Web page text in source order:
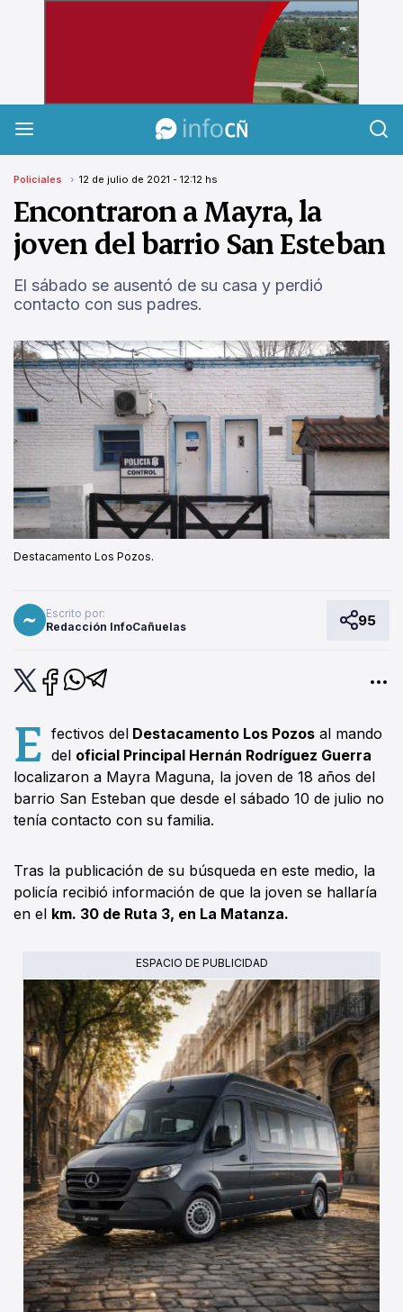
InfoCañuelas
Policiales 12 de julio de 2021 - 12:12 hs
Encontraron a Mayra, la
joven del barrio San Esteban
El sábado se ausentó de su casa y perdió
contacto con sus padres.
Destacamento Los Pozos.
Escrito por:
Redacción InfoCañuelas
95
E fectivos del Destacamento Los Pozos al mando
del oficial Principal Hernán Rodríguez Guerra
localizaron a Mayra Maguna, la joven de 18 años del
barrio San Esteban que desde el sábado 10 de julio no
tenía contacto con su familia.
Tras la publicación de su búsqueda en este medio, la
policía recibió información de que la joven se hallaría
en el km. 30 de Ruta 3, en La Matanza.
ESPACIO DE PUBLICIDAD